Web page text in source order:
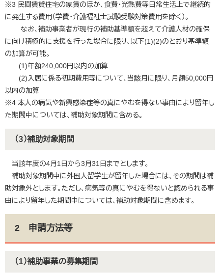
※3 民間賃貸住宅の家賃のほか、食費・光熱費等日常生活上で継続的
に発生する費用（学費・介護福祉士試験受験対策費用を除く）。
なお、補助事業者が現行の補助基準額を超えて介護人材の確保
に向け積極的に支援を行った場合に限り、以下(1)(2)のとおり基準額
の加算が可能。
(1)年額240,000円以内の加算
(2)入居に係る初期費用等について、当該月に限り、月額50,000円
以内の加算
※4 本人の病気や新興感染症等の真にやむを得ない事由により留年し
た期間中については、補助対象期間に含める。​
（3）補助対象期間
当該年度の4月1日から3月31日までとします。
補助対象期間中に外国人留学生が留年した場合には、その期間は補
助対象外とします。ただし、病気等の真にやむを得ないと認められる事
由により留年した期間中については、補助対象期間に含めます。​
2 申請方法等
（1）補助事業の募集期間